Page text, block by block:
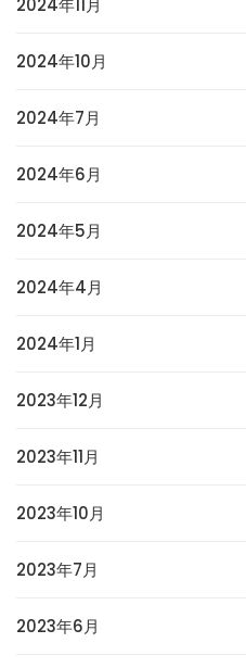
2024年11月
2024年10月
2024年7月
2024年6月
2024年5月
2024年4月
2024年1月
2023年12月
2023年11月
2023年10月
2023年7月
2023年6月